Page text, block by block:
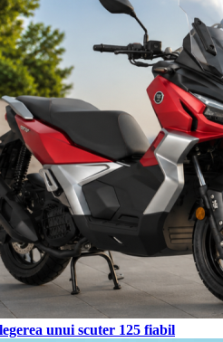
unui scuter 125 fiabil